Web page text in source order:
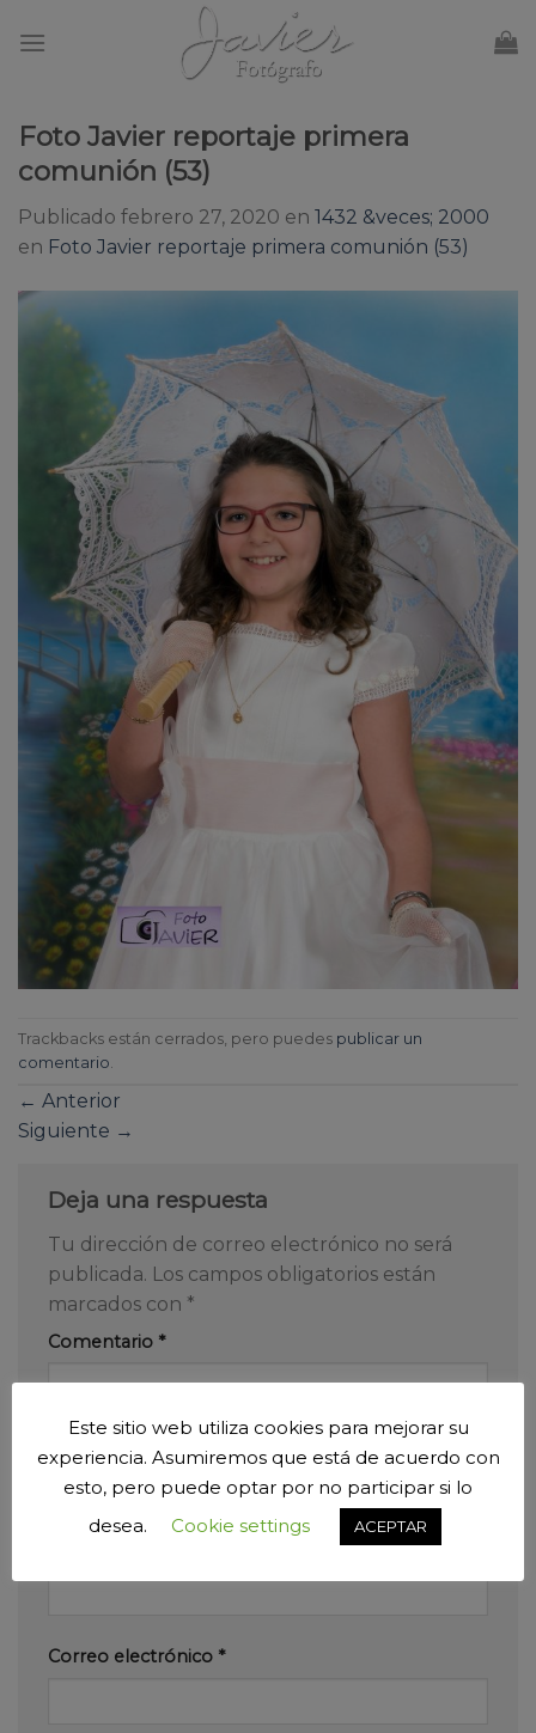
Foto Javier reportaje primera
comunión (53)
Publicado febrero 27, 2020 en 1432 &veces; 2000
en Foto Javier reportaje primera comunión (53)
Trackbacks están cerrados, pero puedes publicar un
comentario
← Anterior
Siguiente →
Deja una respuesta
Tu dirección de correo electrónico no será
publicada. Los campos obligatorios están
marcados con *
Comentario *
Correo electrónico *
Este sitio web utiliza cookies para mejorar su
experiencia. Asumiremos que está de acuerdo con
esto, pero puede optar por no participar si lo
desea.
Cookie settings ACEPTAR